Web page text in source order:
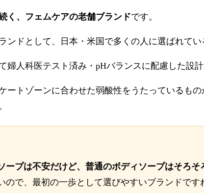
く、フェムケアの老舗ブランドです。
ドとして、日本・米国で多くの人に選ばれてい
人科医テスト済み・pHバランスに配慮した設
トゾーンに合わせた弱酸性をうたっているもの
ープは不安だけど、普通のボディソープはそろ
で、最初の一歩として選びやすいブランドです